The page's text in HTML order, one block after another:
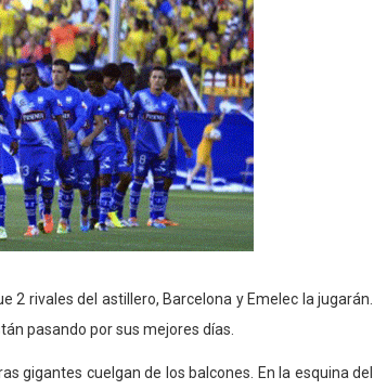
2 rivales del astillero, Barcelona y Emelec la jugarán.
pasando por sus mejores días.
gigantes cuelgan de los balcones. En la esquina del